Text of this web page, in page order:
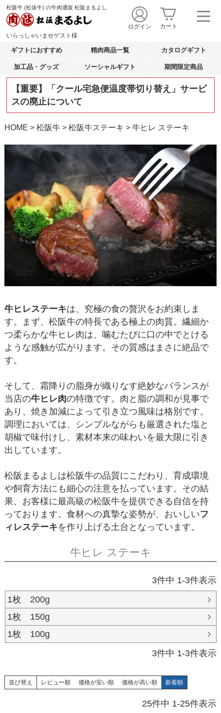
松阪牛 (松坂牛) の牛肉通販 松阪まるよし
いらっしゃいませゲスト様
ログイン カート
ギフトにおすすめ 精肉商品一覧 カタログギフト
加工品・グッズ ソーシャルギフト 期間限定商品
【重要】「クール宅急便温度帯切り替え」サービ
スの廃止について
HOME 松阪牛 松阪牛ステーキ 牛ヒレ ステーキ
牛ヒレステーキは、究極の食の贅沢をお約束しま
す。まず、松阪牛の特長である極上の肉質。繊細か
つ柔らかな牛ヒレ肉は、噛むたびに口の中でとける
ような感触が広がります。その質感はまさに絶品で
す。
そして、霜降りの脂身が織りなす絶妙なバランスが
当店の牛ヒレ肉の特徴です。肉と脂の調和が見事で
あり、焼き加減によって引き立つ風味は格別です。
調理においては、シンプルながらも厳選された塩と
胡椒で味付けし、素材本来の味わいを最大限に引き
出しています。
松阪まるよしは松阪牛の品質にこだわり、育成環境
や飼育方法にも細心の注意を払っています。その結
果、お客様に最高級の松阪牛を提供できる自信を持
っております。食材への真摯な姿勢が、おいしいフ
ィレステーキを作り上げる土台となっています。
牛ヒレ ステーキ
3件中 1-3件表示
1枚 200g
1枚 150g
1枚 100g
3件中 1-3件表示
並び替え レビュー順 価格が安い順 価格が高い順 新着順
25件中 1-25件表示